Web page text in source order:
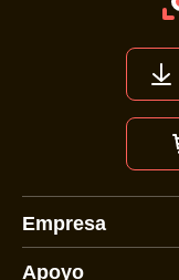
Empresa
Apoyo